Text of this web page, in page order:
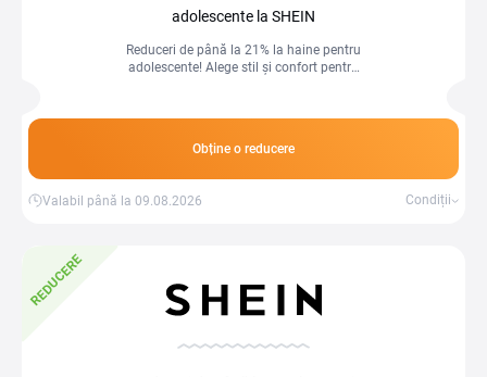
adolescente la SHEIN
Reduceri de până la 21% la haine pentru
adolescente! Alege stil și confort pentru
Obține o reducere
Valabil până la 09.08.2026 Condiții
REDUCERE